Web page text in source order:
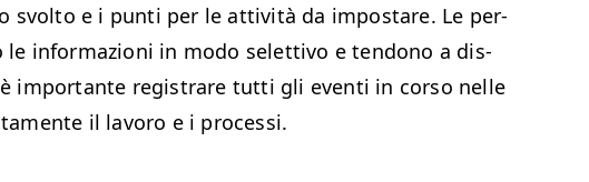
svolto e i pun­ti per le attiv­ità da impostare. Le per­
le infor­mazioni in modo selet­ti­vo e ten­dono a dis­
impor­tante reg­is­trare tut­ti gli even­ti in cor­so nelle
il lavoro e i processi.